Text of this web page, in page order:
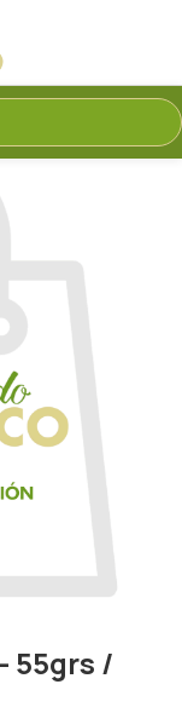
55grs /